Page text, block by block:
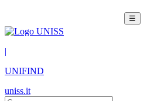
☰
|
UNIFIND
uniss.it